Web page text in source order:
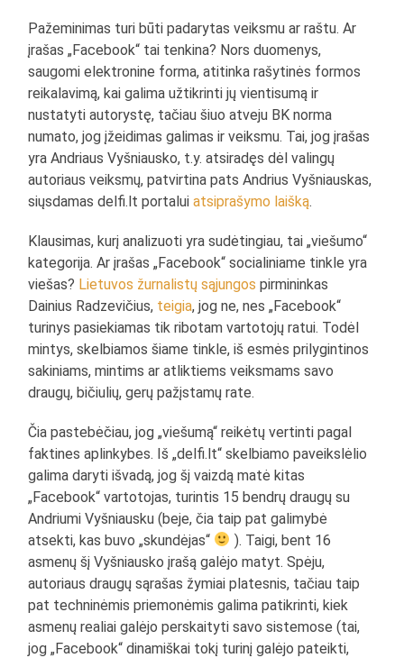
Pažeminimas turi būti padarytas veiksmu ar raštu. Ar
įrašas „Facebook“ tai tenkina? Nors duomenys,
saugomi elektronine forma, atitinka rašytinės formos
reikalavimą, kai galima užtikrinti jų vientisumą ir
nustatyti autorystę, tačiau šiuo atveju BK norma
numato, jog įžeidimas galimas ir veiksmu. Tai, jog įrašas
yra Andriaus Vyšniausko, t.y. atsiradęs dėl valingų
autoriaus veiksmų, patvirtina pats Andrius Vyšniauskas,
siųsdamas delfi.lt portaluiatsiprašymo laišką.
Klausimas, kurį analizuoti yra sudėtingiau, tai „viešumo“
kategorija. Ar įrašas „Facebook“ socialiniame tinkle yra
viešas? Lietuvos žurnalistų sąjungos pirmininkas
Dainius Radzevičius, teigia, jog ne, nes „Facebook“
turinys pasiekiamas tik ribotam vartotojų ratui. Todėl
mintys, skelbiamos šiame tinkle, iš esmės prilygintinos
sakiniams, mintims ar atliktiems veiksmams savo
draugų, bičiulių, gerų pažįstamų rate.
Čia pastebėčiau, jog „viešumą“ reikėtų vertinti pagal
faktines aplinkybes. Iš „delfi.lt“ skelbiamo paveikslėlio
galima daryti išvadą, jog šį vaizdą matė kitas
„Facebook“ vartotojas, turintis 15 bendrų draugų su
Andriumi Vyšniausku (beje, čia taip pat galimybė
atsekti, kas buvo „skundėjas“
). Taigi, bent 16
asmenų šį Vyšniausko įrašą galėjo matyt. Spėju,
autoriaus draugų sąrašas žymiai platesnis, tačiau taip
pat techninėmis priemonėmis galima patikrinti, kiek
asmenų realiai galėjo perskaityti savo sistemose (tai,
jog „Facebook“ dinamiškai tokį turinį galėjo pateikti,